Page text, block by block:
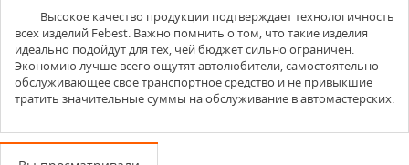
Высокое качество продукции подтверждает технологичность
всех изделий Febest. Важно помнить о том, что такие изделия
идеально подойдут для тех, чей бюджет сильно ограничен.
Экономию лучше всего ощутят автолюбители, самостоятельно
обслуживающее свое транспортное средство и не привыкшие
тратить значительные суммы на обслуживание в автомастерских.
.